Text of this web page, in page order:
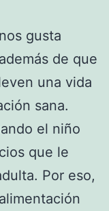
gusta
de que
una vida
sana.
el niño
que le
Por eso,